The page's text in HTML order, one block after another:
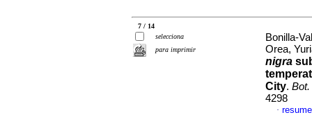
7 / 14
selecciona
para imprimir
Bonilla-
Orea,
nigra
City.
4298
·